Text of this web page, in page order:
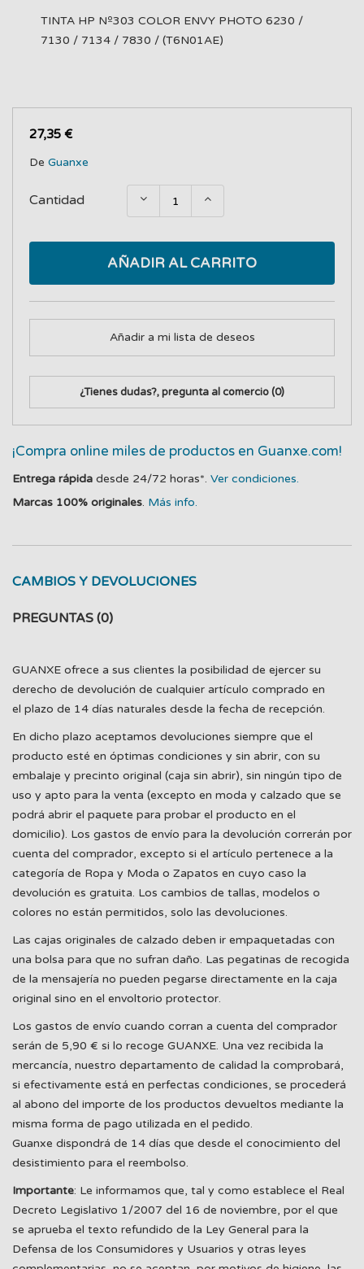
TINTA HP Nº303 COLOR ENVY PHOTO 6230 /
7130 / 7134 / 7830 / (T6N01AE)
27,35 €
De Guanxe
Cantidad
AÑADIR AL CARRITO
Añadir a mi lista de deseos
¿Tienes dudas?, pregunta al comercio(0)
¡Compra online miles de productos en Guanxe.com!
Entrega rápida desde 24/72 horas*. Ver condiciones.
Marcas 100% originales. Más info.
CAMBIOS Y DEVOLUCIONES
PREGUNTAS (0)
GUANXE ofrece a sus clientes la posibilidad de ejercer su
derecho de devolución de cualquier artículo comprado en
el plazo de 14 días naturales desde la fecha de recepción.
En dicho plazo aceptamos devoluciones siempre que el
producto esté en óptimas condiciones y sin abrir, con su
embalaje y precinto original (caja sin abrir), sin ningún tipo de
uso y apto para la venta (excepto en moda y calzado que se
podrá abrir el paquete para probar el producto en el
domicilio). Los gastos de envío para la devolución correrán por
cuenta del comprador, excepto si el artículo pertenece a la
categoría de Ropa y Moda o Zapatos en cuyo caso la
devolución es gratuita. Los cambios de tallas, modelos o
colores no están permitidos, solo las devoluciones.
Las cajas originales de calzado deben ir empaquetadas con
una bolsa para que no sufran daño. Las pegatinas de recogida
de la mensajería no pueden pegarse directamente en la caja
original sino en el envoltorio protector.
Los gastos de envío cuando corran a cuenta del comprador
serán de 5,90 € si lo recoge GUANXE. Una vez recibida la
mercancía, nuestro departamento de calidad la comprobará,
si efectivamente está en perfectas condiciones, se procederá
al abono del importe de los productos devueltos mediante la
misma forma de pago utilizada en el pedido.
Guanxe dispondrá de 14 días que desde el conocimiento del
desistimiento para el reembolso.
Importante: Le informamos que, tal y como establece el Real
Decreto Legislativo 1/2007 del 16 de noviembre, por el que
se aprueba el texto refundido de la Ley General para la
Defensa de los Consumidores y Usuarios y otras leyes